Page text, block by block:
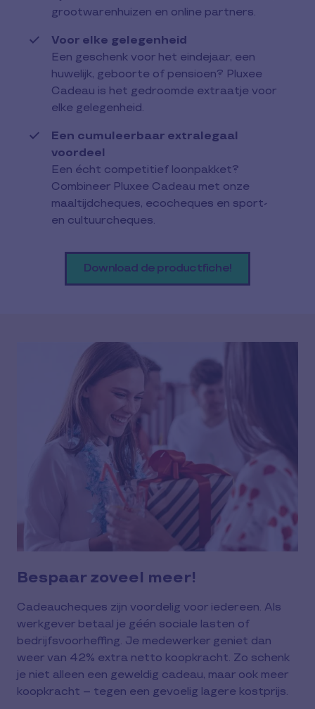
grootwarenhuizen en online partners.
Voor elke gelegenheid
Een geschenk voor het eindejaar, een
huwelijk, geboorte of pensioen? Pluxee
Cadeau is het gedroomde extraatje voor
elke gelegenheid.
Een cumuleerbaar extralegaal
voordeel
Een écht competitief loonpakket?
Combineer Pluxee Cadeau met onze
maaltijdcheques, ecocheques en sport-
en cultuurcheques.
Download de productfiche!
Bespaar zoveel meer!
Cadeaucheques zijn voordelig voor iedereen. Als
werkgever betaal je géén sociale lasten of
bedrijfsvoorheffing. Je medewerker geniet dan
weer van 42% extra netto koopkracht. Zo schenk
je niet alleen een geweldig cadeau, maar ook meer
koopkracht – tegen een gevoelig lagere kostprijs.